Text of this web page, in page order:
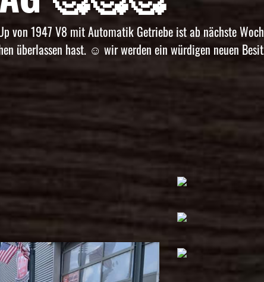
von 1947 V8 mit Automatik Getriebe ist ab nächste
überlassen hast. ☺️ wir werden ein würdigen neuen